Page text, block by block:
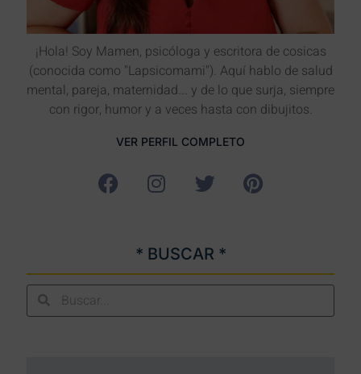
¡Hola! Soy Mamen, psicóloga y escritora de cosicas
(conocida como "Lapsicomami"). Aquí hablo de salud
mental, pareja, maternidad... y de lo que surja, siempre
con rigor, humor y a veces hasta con dibujitos.
VER PERFIL COMPLETO
* BUSCAR *